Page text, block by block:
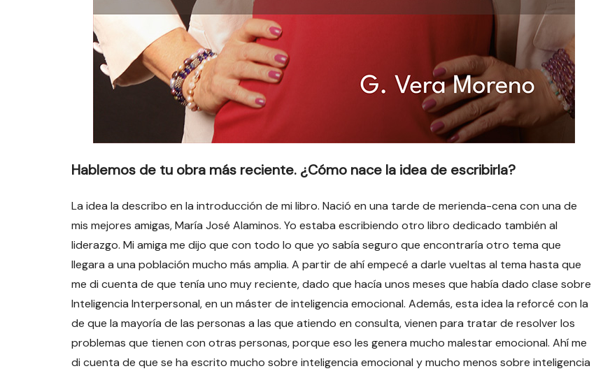
Hablemos de tu obra más reciente. ¿Cómo nace la idea de escribirla?
La idea la describo en la introducción de mi libro. Nació en una tarde de merienda-cena con una de
mis mejores amigas, María José Alaminos. Yo estaba escribiendo otro libro dedicado también al
liderazgo. Mi amiga me dijo que con todo lo que yo sabía seguro que encontraría otro tema que
llegara a una población mucho más amplia. A partir de ahí empecé a darle vueltas al tema hasta que
me di cuenta de que tenía uno muy reciente, dado que hacía unos meses que había dado clase sobre
Inteligencia Interpersonal, en un máster de inteligencia emocional. Además, esta idea la reforcé con la
de que la mayoría de las personas a las que atiendo en consulta, vienen para tratar de resolver los
problemas que tienen con otras personas, porque eso les genera mucho malestar emocional. Ahí me
di cuenta de que se ha escrito mucho sobre inteligencia emocional y mucho menos sobre inteligencia